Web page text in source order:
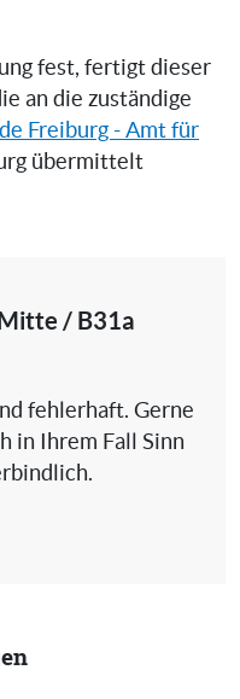
fest, fertigt dieser
an die zuständige
Freiburg - Amt für
übermittelt
/ B31a
fehlerhaft. Gerne
in Ihrem Fall Sinn